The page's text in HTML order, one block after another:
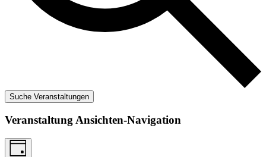
Suche Veranstaltungen
Veranstaltung Ansichten-Navigation